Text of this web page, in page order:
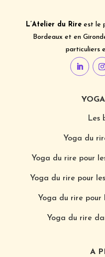
L’Atelier du Rire est le
Bordeaux et en
particuliers
Les
Yoga du
Yoga du rire pour
Yoga du rire pour
Yoga du rire pour
Yoga du rire
A